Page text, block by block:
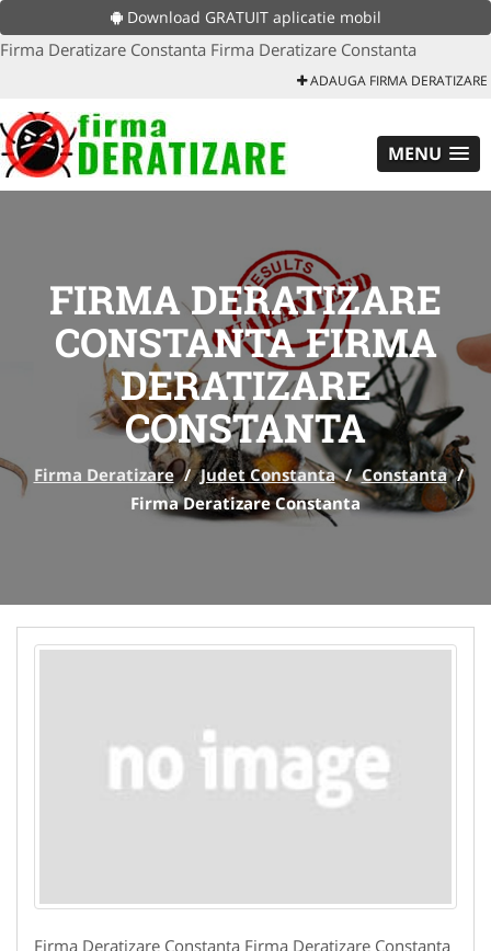
Download GRATUIT aplicatie mobil
Firma Deratizare Constanta Firma Deratizare Constanta
ADAUGA FIRMA DERATIZARE
MENU
FIRMA DERATIZARE
CONSTANTA FIRMA
DERATIZARE
CONSTANTA
Firma Deratizare / Judet Constanta / Constanta /
Firma Deratizare Constanta
Firma Deratizare Constanta Firma Deratizare Constanta